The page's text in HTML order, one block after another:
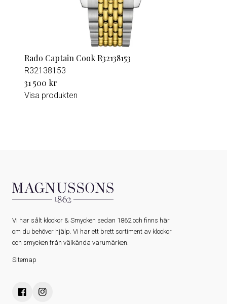
Rado Captain Cook R32138153
R32138153
31 500 kr
Visa produkten
Vi har sålt klockor & Smycken sedan 1862 och finns här
om du behöver hjälp. Vi har ett brett sortiment av klockor
och smycken från välkända varumärken.
Sitemap